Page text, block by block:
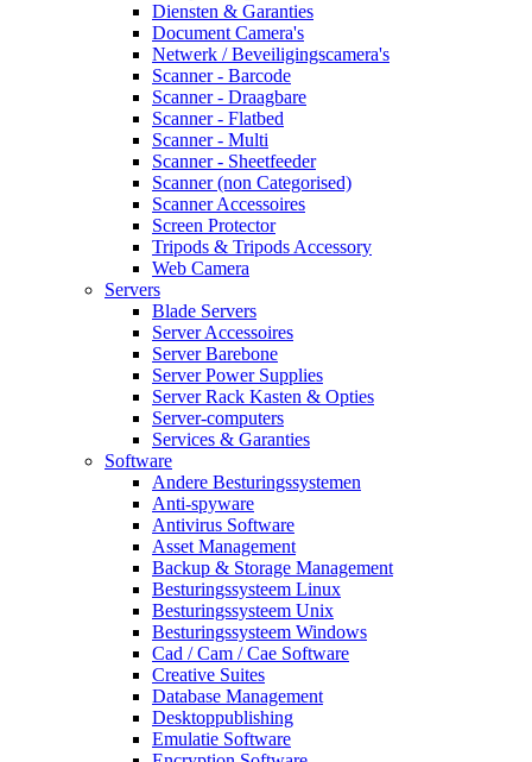
Diensten & Garanties
Document Camera's
Netwerk / Beveiligingscamera's
Scanner - Barcode
Scanner - Draagbare
Scanner - Flatbed
Scanner - Multi
Scanner - Sheetfeeder
Scanner (non Categorised)
Scanner Accessoires
Screen Protector
Tripods & Tripods Accessory
Web Camera
Servers
Blade Servers
Server Accessoires
Server Barebone
Server Power Supplies
Server Rack Kasten & Opties
Server-computers
Services & Garanties
Software
Andere Besturingssystemen
Anti-spyware
Antivirus Software
Asset Management
Backup & Storage Management
Besturingssysteem Linux
Besturingssysteem Unix
Besturingssysteem Windows
Cad / Cam / Cae Software
Creative Suites
Database Management
Desktoppublishing
Emulatie Software